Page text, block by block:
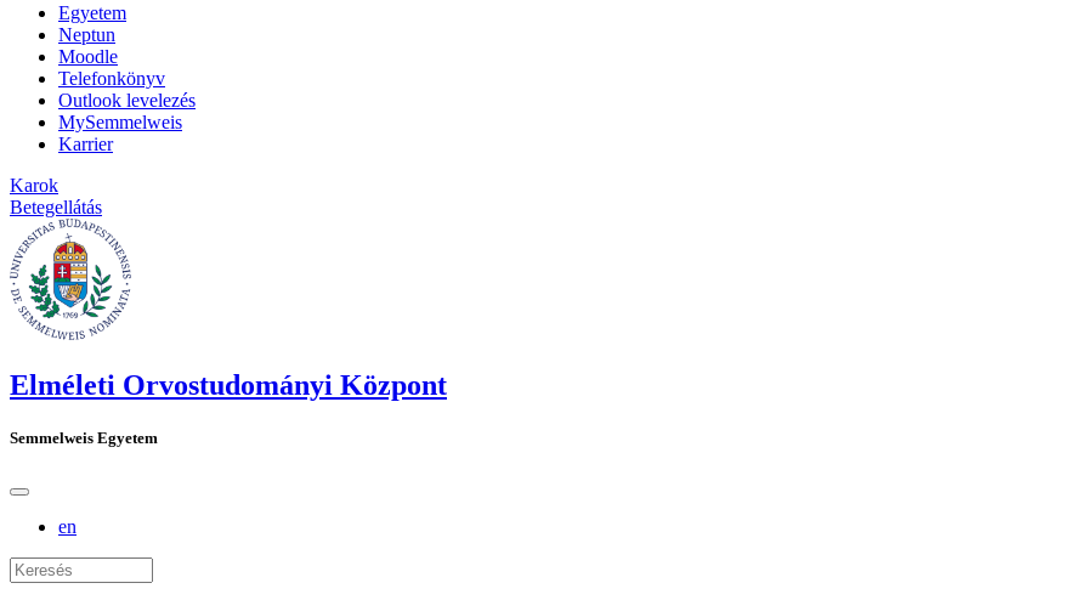
Egyetem
Neptun
Moodle
Telefonkönyv
Outlook levelezés
MySemmelweis
Karrier
Karok
Betegellátás
Elméleti Orvostudományi Központ
Semmelweis Egyetem
en